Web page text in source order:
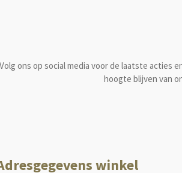
Volg ons op social media voor de laatste acties
hoogte blijven van
winkel